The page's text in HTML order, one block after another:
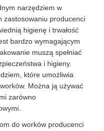
narzędziem w
zastosowaniu producenci
higienę i trwałość
bardzo wymagającym
muszą spełniać
i higieny.
które umożliwia
Można ją używać
zarówno
do worków producenci